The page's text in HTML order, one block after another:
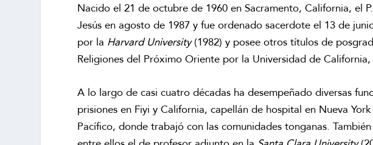
Nacido el 21 de octubre de 1960 en Sacramento, California, el
Jesús en agosto de 1987 y fue ordenado sacerdote el 13 de
por la Harvard University(1982) y posee otros títulos de
Religiones del Próximo Oriente por la Universidad de California,
A lo largo de casi cuatro décadas ha desempeñado diversas
prisiones en Fiyi y California, capellán de hospital en Nueva
Pacífico, donde trabajó con las comunidades tonganas.